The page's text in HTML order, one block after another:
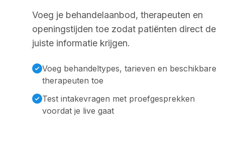
Voeg je behandelaanbod, therapeuten en
openingstijden toe zodat patiënten direct de
juiste informatie krijgen.
Voeg behandeltypes, tarieven en beschikbare
therapeuten toe
Test intakevragen met proefgesprekken
voordat je live gaat